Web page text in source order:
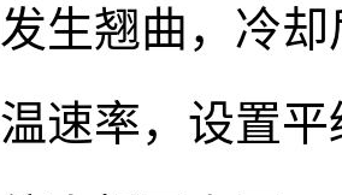
生翘曲，冷
速率，设置